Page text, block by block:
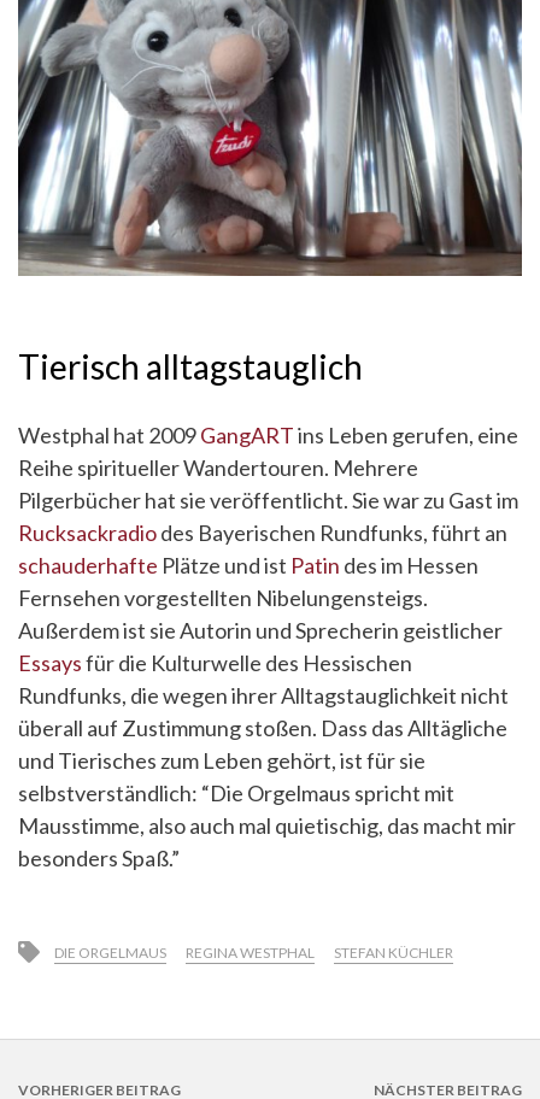
Tierisch alltagstauglich
Westphal hat 2009GangARTins Leben gerufen, eine
Reihe spiritueller Wandertouren. Mehrere
Pilgerbücher hat sie veröffentlicht. Sie war zu Gast im
Rucksackradiodes Bayerischen Rundfunks, führt an
schauderhafte Plätze und ist Patin des im Hessen
Fernsehen vorgestellten Nibelungensteigs.
Außerdem ist sie Autorin und Sprecherin geistlicher
Essaysfür die Kulturwelle des Hessischen
Rundfunks, die wegen ihrer Alltagstauglichkeit nicht
überall auf Zustimmung stoßen. Dass das Alltägliche
und Tierisches zum Leben gehört, ist für sie
selbstverständlich: “Die Orgelmaus spricht mit
Mausstimme, also auch mal quietischig, das macht mir
besonders Spaß.”
DIE ORGELMAUS REGINA WESTPHAL STEFAN KÜCHLER
VORHERIGER BEITRAG NÄCHSTER BEITRAG